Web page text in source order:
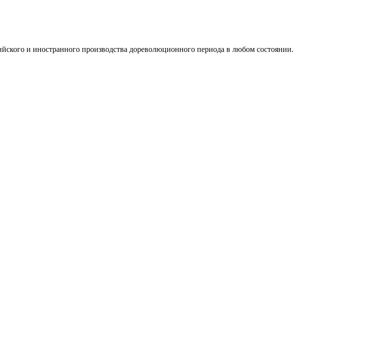
и иностранного производства дореволюционного периода в любом состоянии.